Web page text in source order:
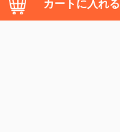
カートに入れる